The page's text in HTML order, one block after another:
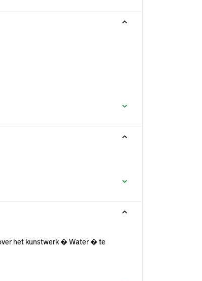
het kunstwerk � Water � te